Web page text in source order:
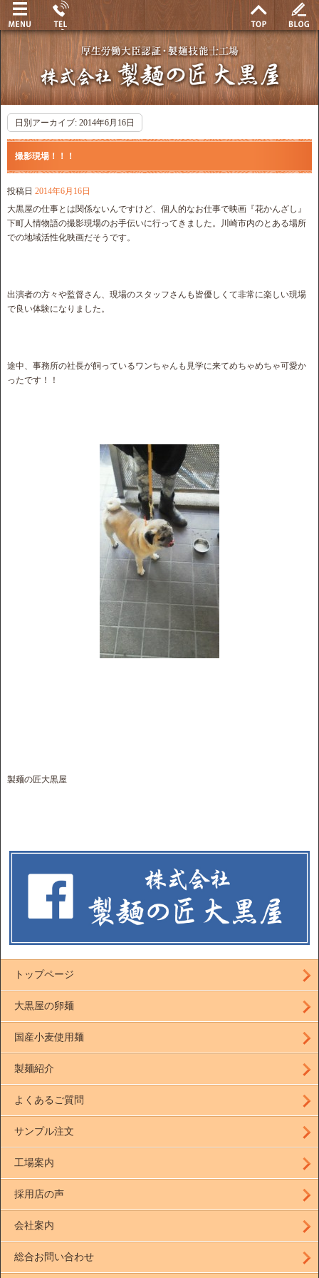
日別アーカイブ: 2014年6月16日
撮影現場！！！
投稿日 2014年6月16日
大黒屋の仕事とは関係ないんですけど、個人的なお仕事で映画『花かんざし』
下町人情物語の撮影現場のお手伝いに行ってきました。川崎市内のとある場所
での地域活性化映画だそうです。
出演者の方々や監督さん、現場のスタッフさんも皆優しくて非常に楽しい現場
で良い体験になりました。
途中、事務所の社長が飼っているワンちゃんも見学に来てめちゃめちゃ可愛か
ったです！！
製麺の匠大黒屋
トップページ
大黒屋の卵麺
国産小麦使用麺
製麺紹介
よくあるご質問
サンプル注文
工場案内
採用店の声
会社案内
総合お問い合わせ